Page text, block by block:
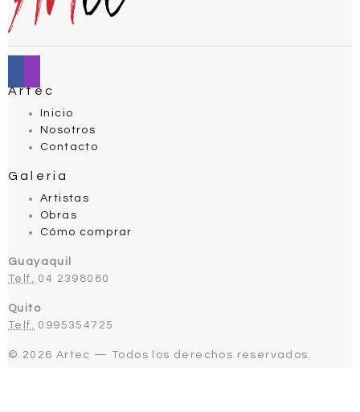
Artec
Inicio
Nosotros
Contacto
Galeria
Artistas
Obras
Cómo comprar
Guayaquil
Telf. 04 2398080
Quito
Telf. 0995354725
© 2026 Artec — Todos los derechos reservados.